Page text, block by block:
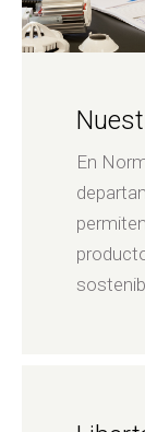
En